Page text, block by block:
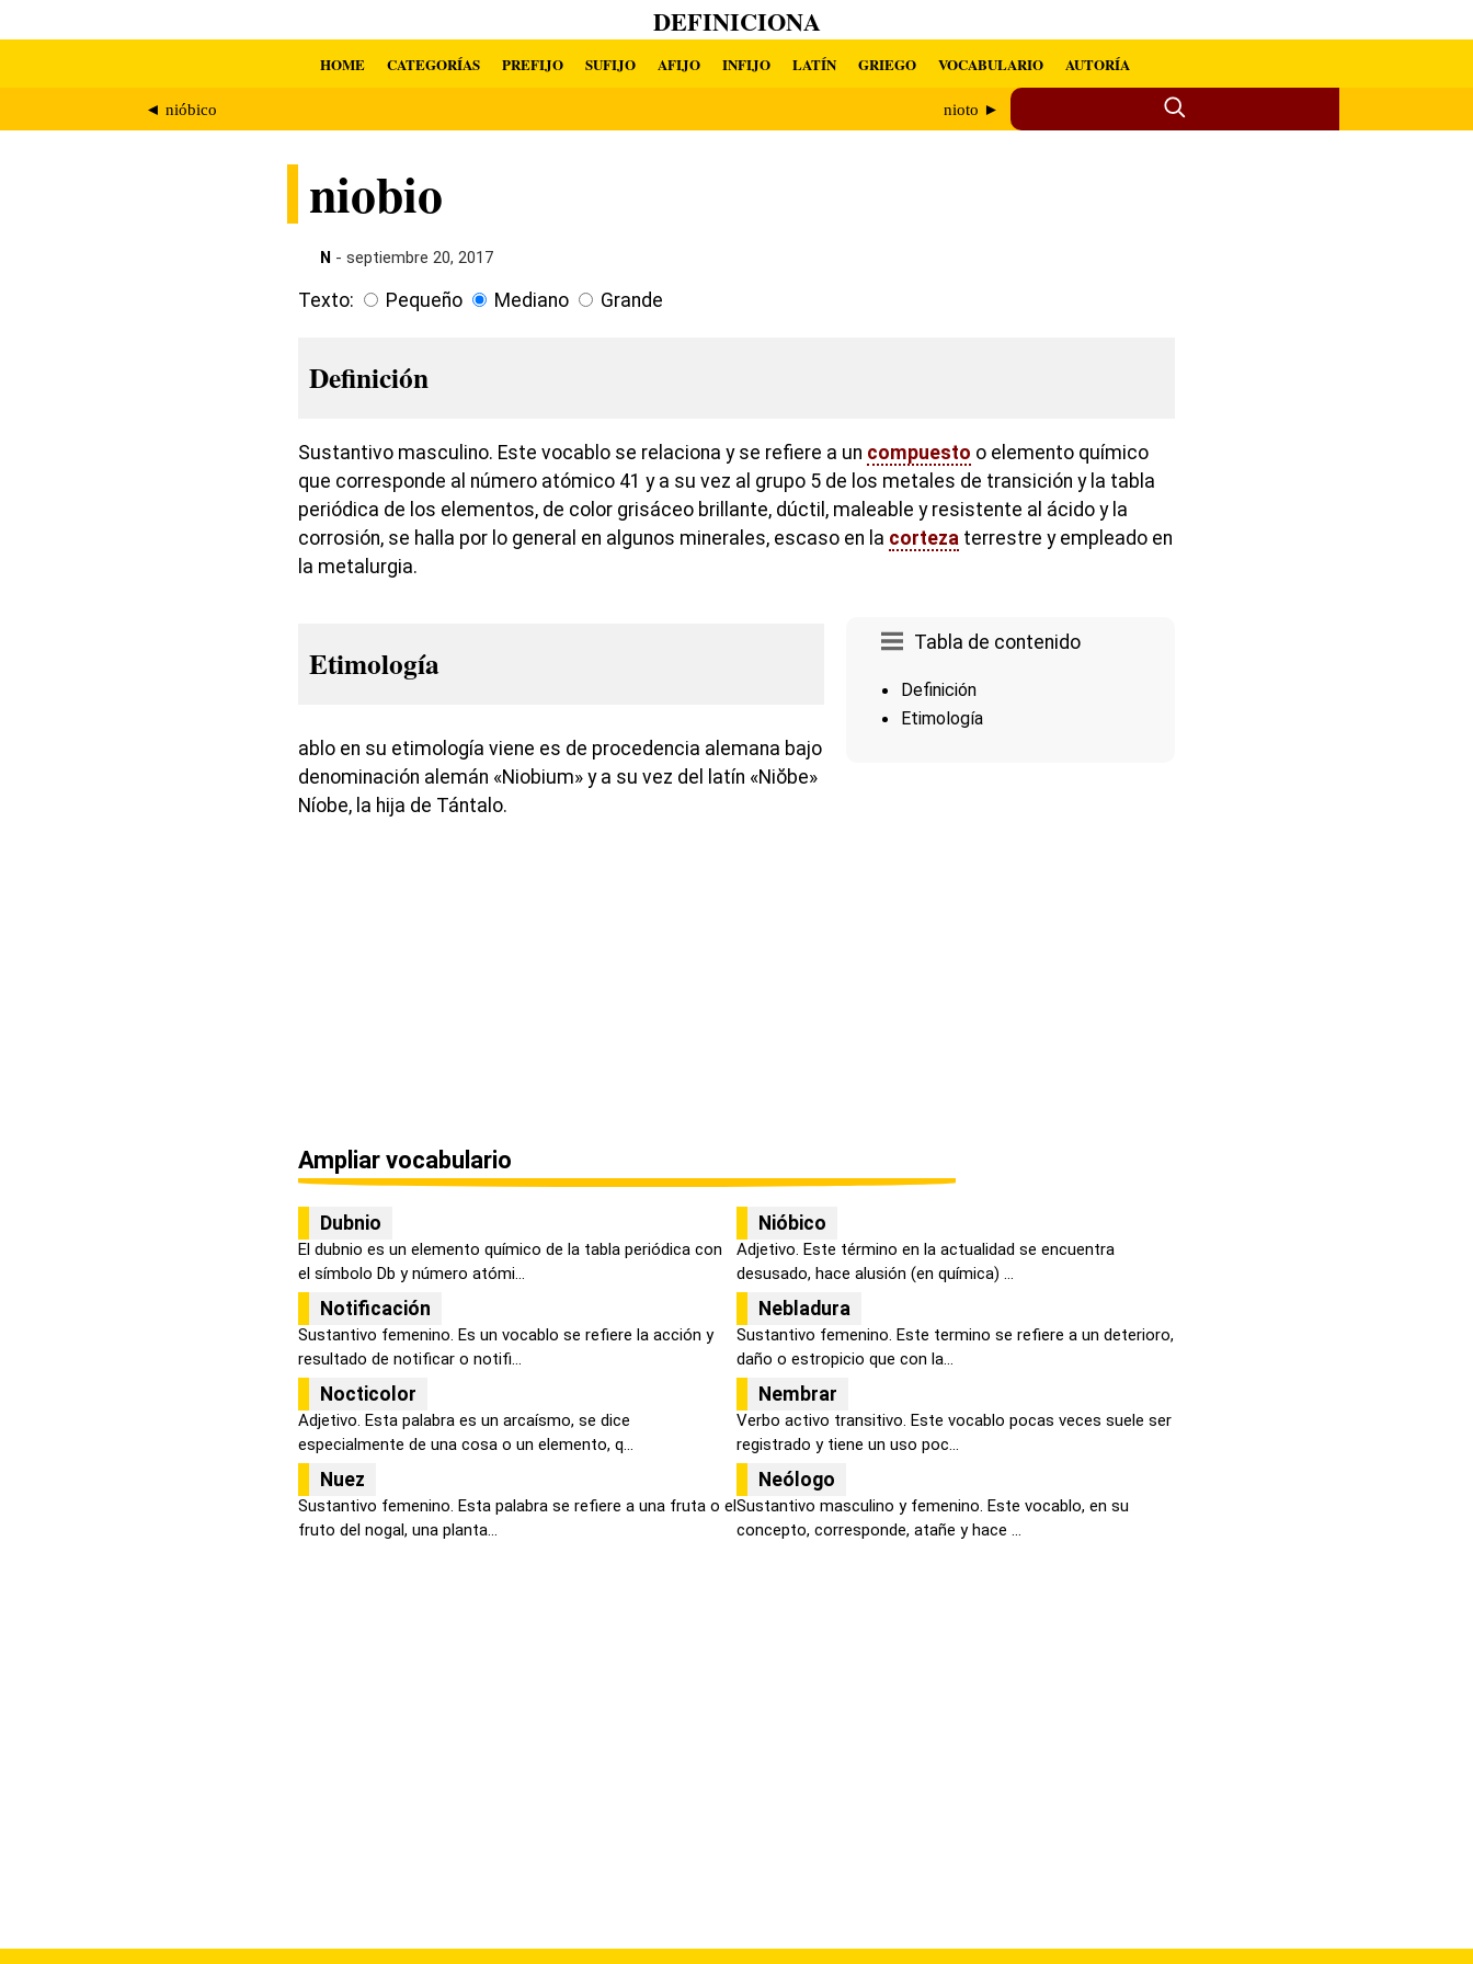
DEFINICIONA
HOME CATEGORÍAS PREFIJO SUFIJO AFIJO INFIJO LATÍN GRIEGO VOCABULARIO AUTORÍA
◄ nióbico nioto ►
niobio
N - septiembre 20, 2017
Texto: Pequeño Mediano Grande
Definición
Sustantivo masculino. Este vocablo se relaciona y se refiere a un compuesto o elemento químico
que corresponde al número atómico 41 y a su vez al grupo 5 de los metales de transición y la tabla
periódica de los elementos, de color grisáceo brillante, dúctil, maleable y resistente al ácido y la
corrosión, se halla por lo general en algunos minerales, escaso en la corteza terrestre y empleado en
la metalurgia.
Tabla de contenido
Definición
Etimología
Etimología
ablo en su etimología viene es de procedencia alemana bajo
denominación alemán «Niobium» y a su vez del latín «Niŏbe»
Níobe, la hija de Tántalo.
Ampliar vocabulario
Dubnio
El dubnio es un elemento químico de la tabla periódica con
el símbolo Db y número atómi...
Nióbico
Adjetivo. Este término en la actualidad se encuentra
desusado, hace alusión (en química) ...
Notificación
Sustantivo femenino. Es un vocablo se refiere la acción y
resultado de notificar o notifi...
Nebladura
Sustantivo femenino. Este termino se refiere a un deterioro,
daño o estropicio que con la...
Nocticolor
Adjetivo. Esta palabra es un arcaísmo, se dice
especialmente de una cosa o un elemento, q...
Nembrar
Verbo activo transitivo. Este vocablo pocas veces suele ser
registrado y tiene un uso poc...
Nuez
Sustantivo femenino. Esta palabra se refiere a una fruta o el
fruto del nogal, una planta...
Neólogo
Sustantivo masculino y femenino. Este vocablo, en su
concepto, corresponde, atañe y hace ...